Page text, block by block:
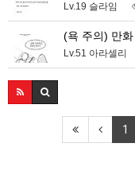
Lv.19 슬라임
(욕 주의) 만
Lv.51 아라셀리
1